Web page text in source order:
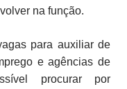
na função.
para auxiliar de
e agências de
procurar por